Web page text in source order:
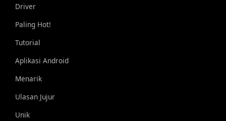
Driver
Paling Hot!
Tutorial
Aplikasi Android
Menarik
Ulasan Jujur
Unik